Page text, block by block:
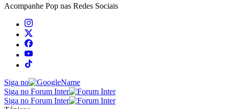
Acompanhe Pop nas Redes Sociais
Siga no
Siga no Forum Inter
Siga no Forum Inter